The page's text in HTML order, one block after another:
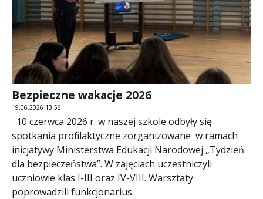
Bezpieczne wakacje 2026
19.06.2026 13:56
10 czerwca 2026 r. w naszej szkole odbyły się
spotkania profilaktyczne zorganizowane w ramach
inicjatywy Ministerstwa Edukacji Narodowej „Tydzień
dla bezpieczeństwa”. W zajęciach uczestniczyli
uczniowie klas I-III oraz IV-VIII. Warsztaty
poprowadzili funkcjonarius